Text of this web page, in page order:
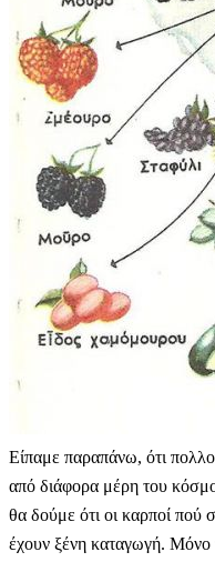
Είπαμε παραπάνω, ότι
από διάφορα μέρη του
θα δούμε ότι οι καρποί πού
έχουν ξένη καταγωγή. Μόνο